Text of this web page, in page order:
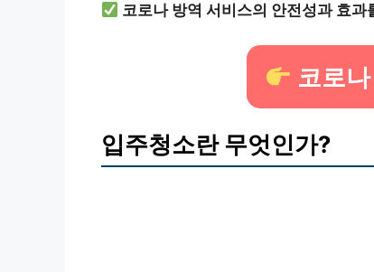
코로나 방역 서비스의 안전성과 효과
코로
입주청소란 무엇인가?